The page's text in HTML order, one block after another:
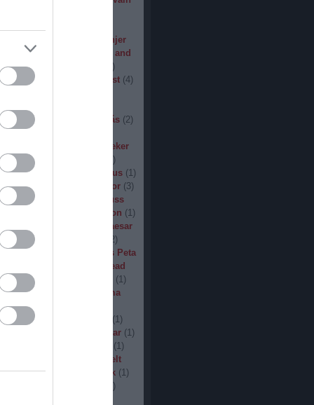
Jinjer
the Jungle
John Diva and
of Love
)
1) Jucifer Judas Priest (4)
( Karst Kátai Tamás (2)
Kingseeker
1)
)
(1) Kobra and the Lotus (1)
(1) Kreator (3)
2
Kyuss
League of Distortion (1)
Little Caesar
Lizzies 2)
Lukács Peta
Machine Head
Mortem (1)
(2) Maggot Heart
Magma
Dávid
( Man.Machine.Industry (1)
Manowar (1)
(1)
Melt
Fate Merrimack (1)
)